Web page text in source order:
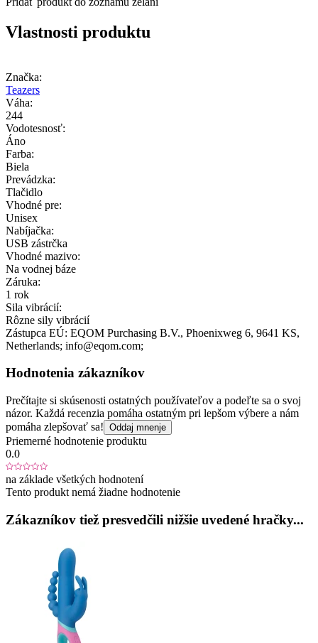
Vlastnosti produktu
Značka:
Teazers
Váha:
244
Vodotesnosť:
Áno
Farba:
Biela
Prevádzka:
Tlačidlo
Vhodné pre:
Unisex
Nabíjačka:
USB zástrčka
Vhodné mazivo:
Na vodnej báze
Záruka:
1 rok
Sila vibrácií:
Rôzne sily vibrácií
Zástupca EÚ: EQOM Purchasing B.V., Phoenixweg 6, 9641 KS,
Netherlands; info@eqom.com;
Hodnotenia zákazníkov
Prečítajte si skúsenosti ostatných používateľov a podeľte sa o svoj
názor. Každá recenzia pomáha ostatným pri lepšom výbere a nám
pomáha zlepšovať sa! Oddaj mnenje
Priemerné hodnotenie produktu
0.0
na základe všetkých hodnotení
Tento produkt nemá žiadne hodnotenie
Zákazníkov tiež presvedčili nižšie uvedené hračky...